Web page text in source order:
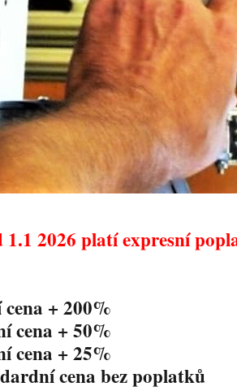
2026 platí expresní
+ 200%
cena + 50%
cena + 25%
cena bez poplatků